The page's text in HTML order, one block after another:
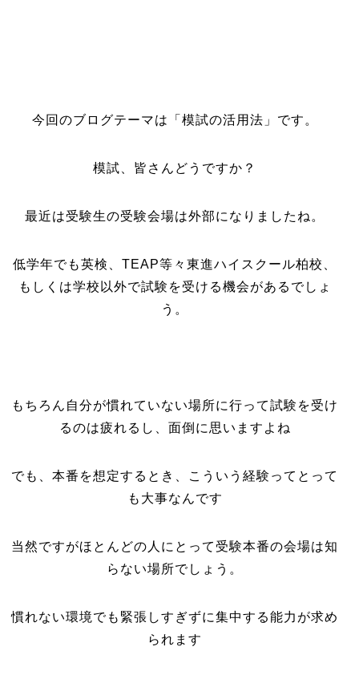
今回のブログテーマは「模試の活用法」です。
模試、皆さんどうですか？
最近は受験生の受験会場は外部になりましたね。
低学年でも英検、TEAP等々東進ハイスクール柏校、
もしくは学校以外で試験を受ける機会があるでしょ
う。
もちろん自分が慣れていない場所に行って試験を受け
るのは疲れるし、面倒に思いますよね
でも、本番を想定するとき、こういう経験ってとって
も大事なんです
当然ですがほとんどの人にとって受験本番の会場は知
らない場所でしょう。
慣れない環境でも緊張しすぎずに集中する能力が求め
られます